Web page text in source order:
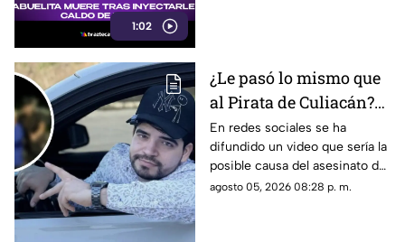
1:02
¿Le pasó lo mismo que
al Pirata de Culiacán?
Revelan VIDEO que
podría ser la causa del
asesinato de César
Gastélum
En redes sociales se ha
difundido un video que sería la
posible causa del asesinato del
influencer César Gastélum,
agosto 05, 2026 08:28 p. m.